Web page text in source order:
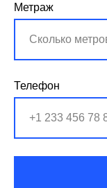
Метраж
Телефон